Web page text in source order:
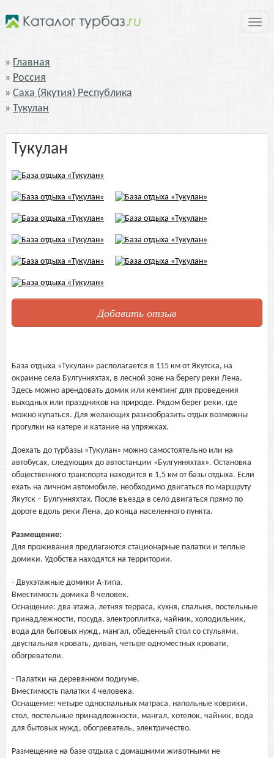
Главная
Россия
Саха (Якутия) Республика
Тукулан
Тукулан
Добавить отзыв
База отдыха «Тукулан» располагается в 115 км от Якутска, на
окраине села Булгунняхтах, в лесной зоне на берегу реки Лена.
Здесь можно арендовать домик или кемпинг для проведения
выходных или праздников на природе. Рядом берег реки, где
можно купаться. Для желающих разнообразить отдых возможны
прогулки на катере и катание на упряжках.
Доехать до турбазы «Тукулан» можно самостоятельно или на
автобусах, следующих до автостанции «Булгунняхтах». Остановка
общественного транспорта находится в 1,5 км от базы отдыха. Если
ехать на личном автомобиле, необходимо двигаться по маршруту
Якутск – Булгунняхтах. После въезда в село двигаться прямо по
дороге вдоль реки Лена, до конца населенного пункта.
Размещение:
Для проживания предлагаются стационарные палатки и теплые
домики. Удобства находятся на территории.
- Двухэтажные домики А-типа.
Вместимость домика 8 человек.
Оснащение: два этажа, летняя терраса, кухня, спальня, постельные
принадлежности, посуда, электроплитка, чайник, холодильник,
вода для бытовых нужд, мангал, обеденный стол со стульями,
двуспальная кровать, диван, четыре одноместных кровати,
обогреватели.
- Палатки на деревянном подиуме.
Вместимость палатки 4 человека.
Оснащение: четыре односпальных матраса, напольные коврики,
стол, постельные принадлежности, мангал, котелок, чайник, вода
для бытовых нужд, обогреватель, электричество.
Размещение на базе отдыха с домашними животными не